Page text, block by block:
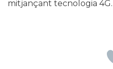
mitjançant tecnologia 4G.